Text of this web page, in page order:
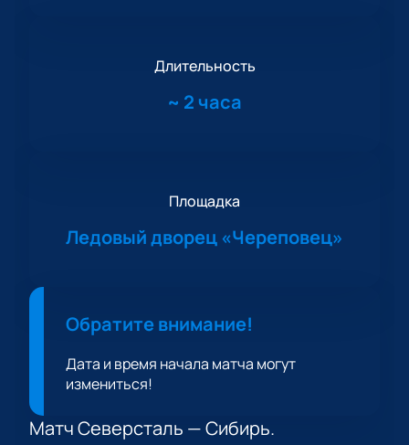
Длительность
~ 2 часа
Площадка
Ледовый дворец «Череповец»
Обратите внимание!
Дата и время начала матча могут
измениться!
Матч Северсталь — Сибирь.